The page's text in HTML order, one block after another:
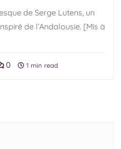
de Serge Lutens, un
de l’Andalousie. [Mis à
0 1 min read